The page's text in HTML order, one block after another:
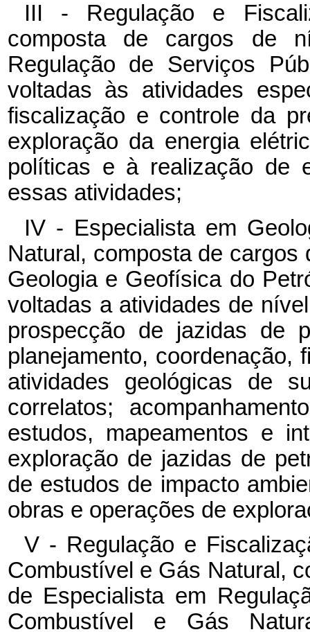
III - Regulação e
composta de cargos de
Regulação de Serviços
voltadas às atividades
fiscalização e controle da
exploração da energia
políticas e à realização de
essas atividades;
IV - Especialista em
Natural, composta de
Geologia e Geofísica do
voltadas a atividades de
prospecção de jazidas de
planejamento, coordenação,
atividades geológicas de
correlatos;
estudos, mapeamentos e
exploração de jazidas de
de estudos de impacto
obras e operações de
V - Regulação e
Combustível e Gás Natural,
de Especialista em
Combustível e Gás